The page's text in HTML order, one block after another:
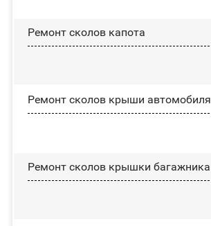
Ремонт сколов капота
Ремонт сколов крыши автомобиля
Ремонт сколов крышки багажника